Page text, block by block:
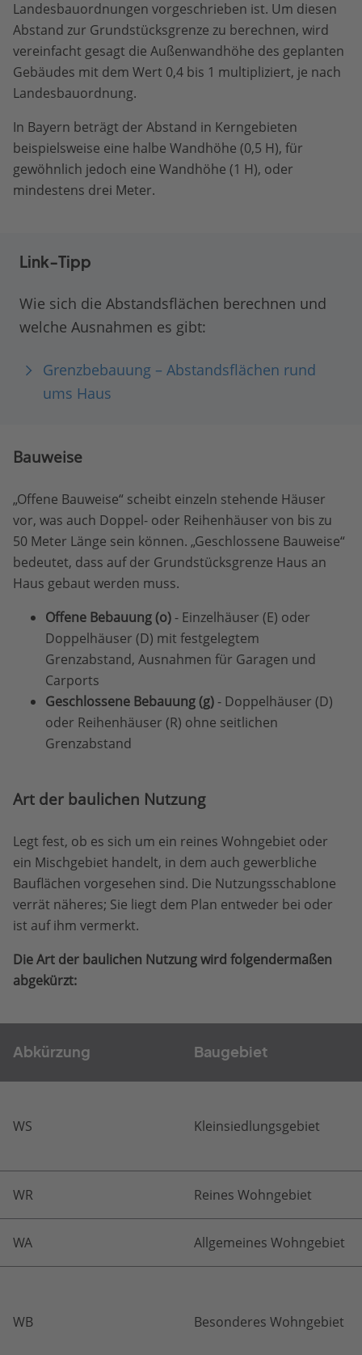
Landesbauordnungen vorgeschrieben ist. Um diesen
Abstand zur Grundstücksgrenze zu berechnen, wird
vereinfacht gesagt die Außenwandhöhe des geplanten
Gebäudes mit dem Wert 0,4 bis 1 multipliziert, je nach
Landesbauordnung.
In Bayern beträgt der Abstand in Kerngebieten
beispielsweise eine halbe Wandhöhe (0,5 H), für
gewöhnlich jedoch eine Wandhöhe (1 H), oder
mindestens drei Meter.
Link-Tipp
Wie sich die Abstandsflächen berechnen und
welche Ausnahmen es gibt:
Grenzbebauung – Abstandsflächen rund
ums Haus
Bauweise
„Offene Bauweise“ scheibt einzeln stehende Häuser
vor, was auch Doppel- oder Reihenhäuser von bis zu
50 Meter Länge sein können. „Geschlossene Bauweise“
bedeutet, dass auf der Grundstücksgrenze Haus an
Haus gebaut werden muss.
Offene Bebauung (o)- Einzelhäuser (E) oder
Doppelhäuser (D) mit festgelegtem
Grenzabstand, Ausnahmen für Garagen und
Carports
Geschlossene Bebauung (g)- Doppelhäuser (D)
oder Reihenhäuser (R) ohne seitlichen
Grenzabstand
Art der baulichen Nutzung
Legt fest, ob es sich um ein reines Wohngebiet oder
ein Mischgebiet handelt, in dem auch gewerbliche
Bauflächen vorgesehen sind. Die Nutzungsschablone
verrät näheres; Sie liegt dem Plan entweder bei oder
ist auf ihm vermerkt.
Die Art der baulichen Nutzung wird folgendermaßen
abgekürzt:
Abkürzung Baugebiet
WS Kleinsiedlungsgebiet
WR Reines Wohngebiet
WA Allgemeines Wohngebiet
WB Besonderes Wohngebiet